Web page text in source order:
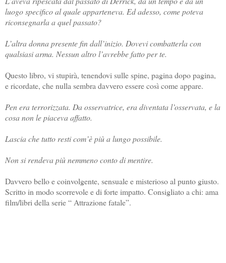
luogo specifico al quale apparteneva. Ed adesso, come poteva
riconsegnarla a quel passato?
L’altra donna presente fin dall’inizio. Dovevi combatterla con
qualsiasi arma. Nessun altro l’avrebbe fatto per te.
Questo libro, vi stupirà, tenendovi sulle spine, pagina dopo pagina,
e ricordate, che nulla sembra davvero essere così come appare.
Pen era terrorizzata. Da osservatrice, era diventata l’osservata, e la
cosa non le piaceva affatto.
Lascia che tutto resti com’è più a lungo possibile.
Non si rendeva più nemmeno conto di mentire.
Davvero bello e coinvolgente, sensuale e misterioso al punto giusto.
Scritto in modo scorrevole e di forte impatto. Consigliato a chi: ama
film/libri della serie “ Attrazione fatale”.